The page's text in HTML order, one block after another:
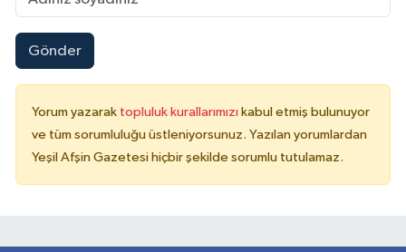
Gönder
Yorum yazarak topluluk kurallarımızı kabul etmiş bulunuyor
ve tüm sorumluluğu üstleniyorsunuz. Yazılan yorumlardan
Yeşil Afşin Gazetesi hiçbir şekilde sorumlu tutulamaz.